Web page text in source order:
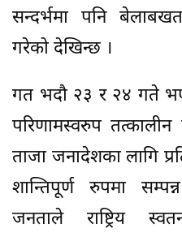
सन्दर्भमा पनि
गरेको देखिन्छ ।
गत भदौ २३ र २४ गते
परिणामस्वरुप तत्कालीन
ताजा जनादेशका लागि
शान्तिपूर्ण रुपमा
जनताले राष्ट्रिय